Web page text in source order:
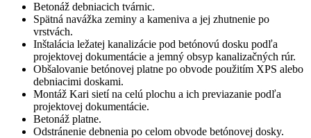
Betonáž debniacich tvárnic.
Spätná navážka zeminy a kameniva a jej zhutnenie po
vrstvách.
Inštalácia ležatej kanalizácie pod betónovú dosku podľa
projektovej dokumentácie a jemný obsyp kanalizačných rúr.
Obšalovanie betónovej platne po obvode použitím XPS alebo
debniacimi doskami.
Montáž Kari sietí na celú plochu a ich previazanie podľa
projektovej dokumentácie.
Betonáž platne.
Odstránenie debnenia po celom obvode betónovej dosky.